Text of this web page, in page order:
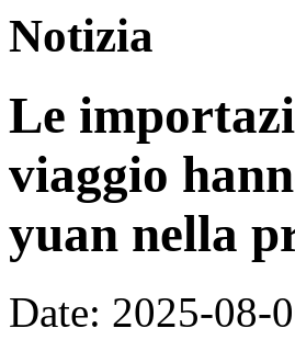
Notizia
Le
viaggio
yuan nella
Date: 2025-08-